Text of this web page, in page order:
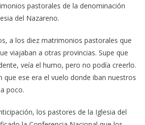
pastorales de la denominación
del Nazareno.
a los diez matrimonios pastorales que
viajaban a otras provincias. Supe que
veía el humo, pero no podía creerlo.
ese era el vuelo donde iban nuestros
poco.
los pastores de la Iglesia del